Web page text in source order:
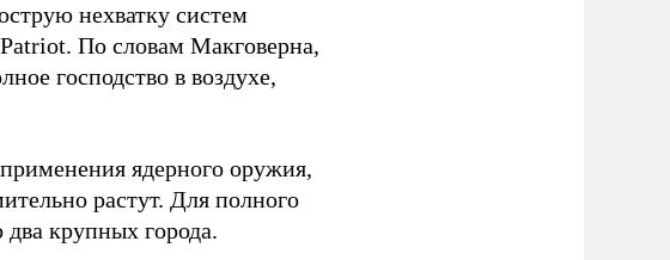
нехватку систем
По словам Макговерна,
господство в воздухе,
ядерного оружия,
растут. Для полного
два крупных города.